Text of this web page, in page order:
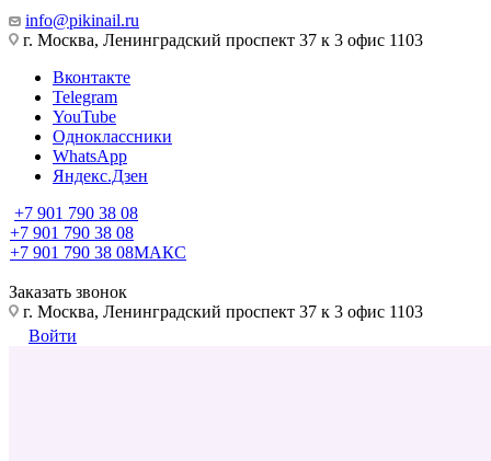
info@pikinail.ru
г. Москва, Ленинградский проспект 37 к 3 офис 1103
Вконтакте
Telegram
YouTube
Одноклассники
WhatsApp
Яндекс.Дзен
+7 901 790 38 08
+7 901 790 38 08
+7 901 790 38 08МАКС
Заказать звонок
г. Москва, Ленинградский проспект 37 к 3 офис 1103
Войти